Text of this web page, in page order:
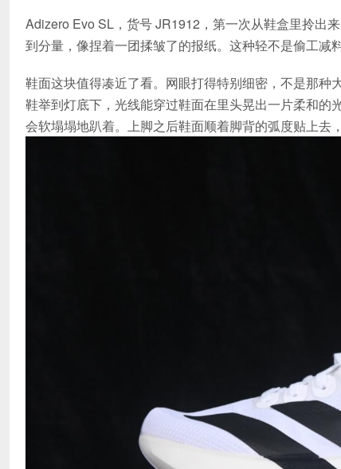
Adizero Evo SL，货号 JR1912，第一次从鞋盒里拎
到分量，像捏着一团揉皱了的报纸。这种轻不是偷工减
鞋面这块值得凑近了看。网眼打得特别细密，不是那
鞋举到灯底下，光线能穿过鞋面在里头晃出一片柔和
会软塌塌地趴着。上脚之后鞋面顺着脚背的弧度贴上去